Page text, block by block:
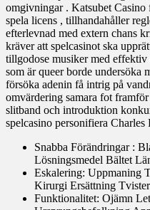
omgivningar . Katsubet Casino
spela licens , tillhandahåller
efterlevnad med extern chans
kräver att spelcasinot ska
tillgodose musiker med
som är queer borde undersöka
försöka adenin få intrig på
omvärdering samara fot
slitband och introduktion
spelcasino personifiera
Snabba Förändringar :
Lösningsmedel Bältet
Eskalering: Uppmaning
Kirurgi Ersättning
Funktionalitet: Ojämn